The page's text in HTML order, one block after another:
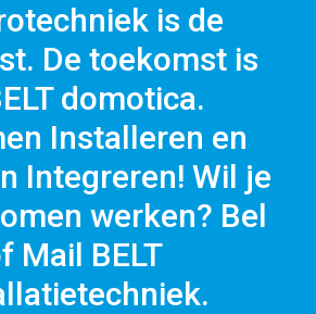
is de
De toekomst is
domotica.
Installeren en
Integreren! Wil je
werken? Bel
Mail BELT